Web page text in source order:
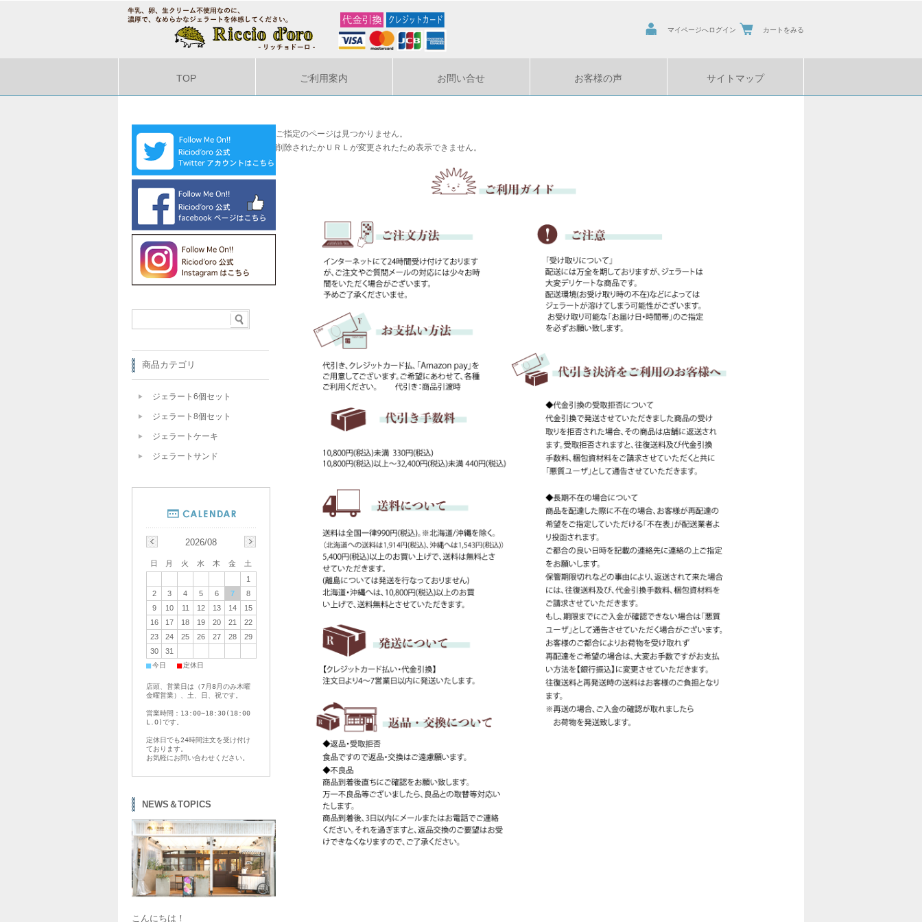
マイページへログイン カートをみる
TOP ご利用案内 お問い合せ お客様の声 サイトマップ
ご指定のページは見つかりません。
削除されたかＵＲＬが変更されたため表示できません。
商品カテゴリ
ジェラート6個セット
ジェラート8個セット
ジェラートケーキ
ジェラートサンド
2026/08
日 月 火 水 木 金
土
1
2
3 4 5 6 7
8
9
10 11 12 13 14
15
16
17 18 19 20 21
22
23
24 25 26 27 28
29
30
31
■今日 ■定休日
店頭、営業日は（7月8月のみ木曜
金曜営業）、土、日、祝です。
営業時間：13:00~18:30(18:00
L.O)です。
定休日でも24時間注文を受け付け
ております。
お気軽にお問い合わせください。
NEWS＆TOPICS
こんにちは！